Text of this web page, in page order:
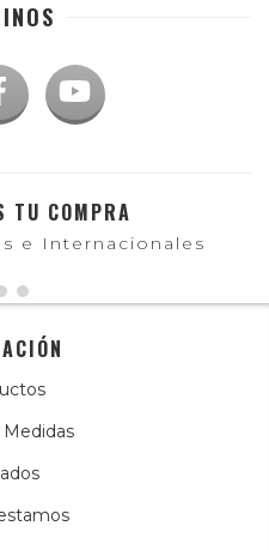
TU COMPRA
e Internacionales
Medidas